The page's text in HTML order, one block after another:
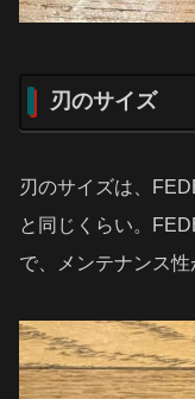
刃のサイズ
刃のサイズは、
と同じくらい。
で、メンテナンス性